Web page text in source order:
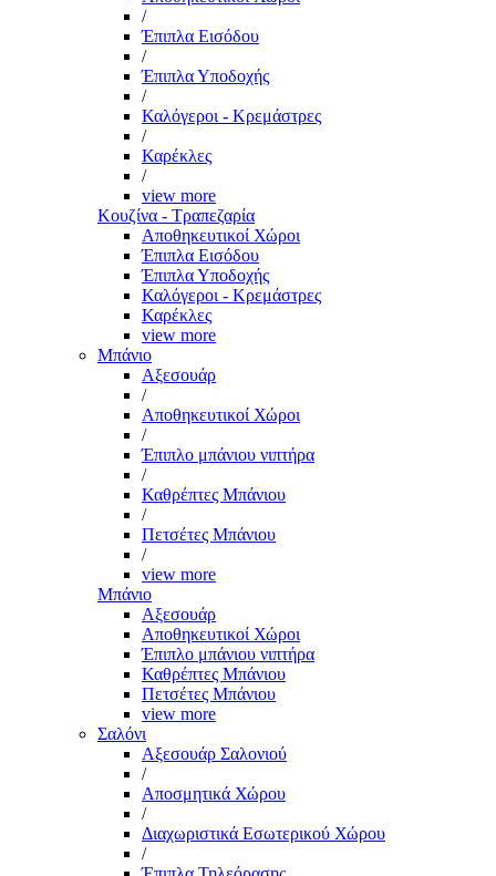
/
Έπιπλα Εισόδου
/
Έπιπλα Υποδοχής
/
Καλόγεροι - Κρεμάστρες
/
Καρέκλες
/
view more
Κουζίνα - Τραπεζαρία
Αποθηκευτικοί Χώροι
Έπιπλα Εισόδου
Έπιπλα Υποδοχής
Καλόγεροι - Κρεμάστρες
Καρέκλες
view more
Μπάνιο
Αξεσουάρ
/
Αποθηκευτικοί Χώροι
/
Έπιπλο μπάνιου νιπτήρα
/
Καθρέπτες Μπάνιου
/
Πετσέτες Μπάνιου
/
view more
Μπάνιο
Αξεσουάρ
Αποθηκευτικοί Χώροι
Έπιπλο μπάνιου νιπτήρα
Καθρέπτες Μπάνιου
Πετσέτες Μπάνιου
view more
Σαλόνι
Αξεσουάρ Σαλονιού
/
Αποσμητικά Χώρου
/
Διαχωριστικά Εσωτερικού Χώρου
/